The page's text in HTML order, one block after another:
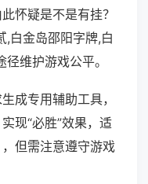
怀疑是不是有挂？
,白金岛邵阳字牌,白
维护游戏公平。
成专用辅助工具，
现“必胜”效果，适
但需注意遵守游戏